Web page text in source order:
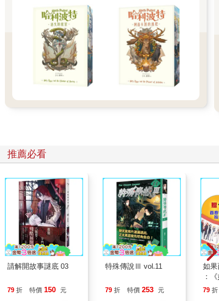
「沒有吐司喔，」她說。（這種店通常都會供應吐司。）
「有冰咖啡嗎？」
「有，我們有冰咖啡。」（這種店通常都會供應冰咖啡。）
整間店空無一人。我借用了廁所，廁所維護得很好——瓷磚地板
上有個舊式的陶瓷蹲廁便器，那是來自另一個時代的便器，使用
時需要良好的平衡感，要像相撲選手一樣半蹲著。我曾經看過一
個專為天皇建造的廁所，那是在另一條名為「木曾街道」的歷史
幾百年前，有傳言說天皇要路過這裡，深怕他途中突然要如廁，
而成。真是個極具巧思、讓人可以清空腸子的設計。至於，為什
要檢查，甚至還設有專門的職位，分析天皇每一次的排便，以確
認這位神的化身身體健康，真是不得了的工作啊！但信不信由
你，這些我們講給自己聽的故事，或將一個人類凌駕於萬人之上
的作為——荒誕又武斷，這些都真實存在著。那個建在偏遠之地
的廁所從未被使用過，但小鎮以某種方式供奉著它，並開放讓人
參觀。如果你到了附近，可以去參觀一下。
在這裡，「你好」喫茶店的廁所也大致是差不多的設計，只不過
有排水管道——不是沙子——而且顯然已經被使用了數千次。在
便器旁邊，有一個凹痕累累的鋁製煙灰缸，這地方曾充斥著香煙
的濃霧，至今依然散發著數千個吸煙者餘留的煙味。在過去十年
裡，法律隨著奧運即將舉辦而產生了變化（奧運於一九六四年大
大改變了東京，而二〇二〇年又再度產生影響。）當我二〇〇〇
推薦必看
請解開故事謎底 03
79 折 特價 150 元
特殊傳說Ⅲ vol.11
79 折 特價 253 元
如
：
喵
79 折